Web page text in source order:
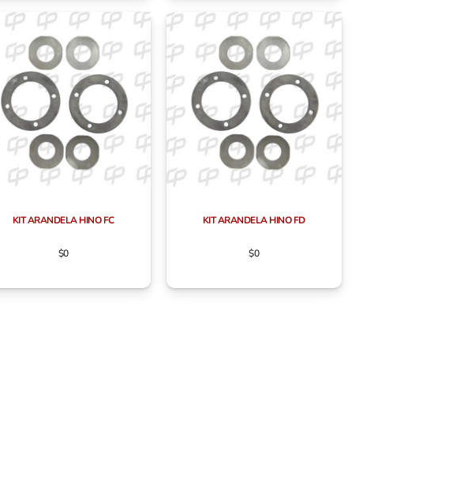
KIT ARANDELA HINO FC
$0
KIT ARANDELA HINO FD
$0